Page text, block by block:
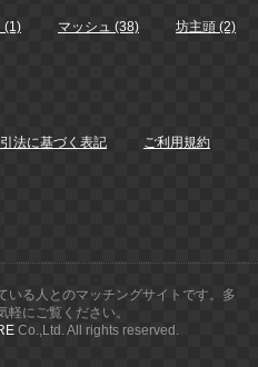
(1) マッシュ (38) 坊主頭 (2)
法に基づく表記 ご利用規約
いる人とのマッチングサイトです。多
軽にご覧ください。
Co.,Ltd. All rights reserved.